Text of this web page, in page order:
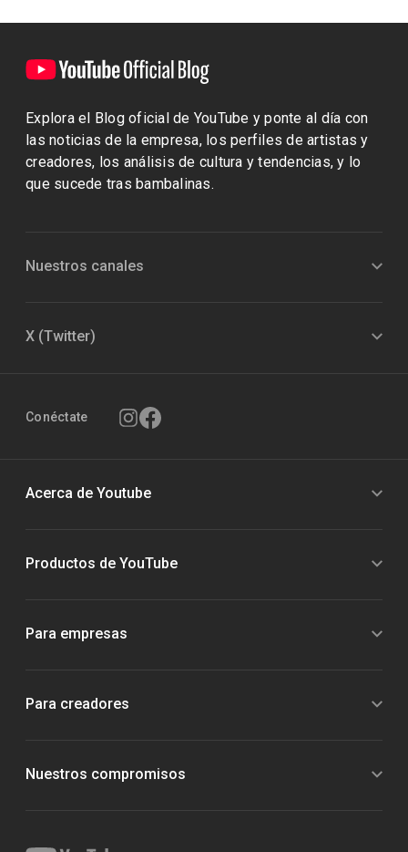
Explora el Blog oficial de YouTube y ponte al día con
las noticias de la empresa, los perfiles de artistas y
creadores, los análisis de cultura y tendencias, y lo
que sucede tras bambalinas.
Nuestros canales
X (Twitter)
Conéctate
Acerca de Youtube
Productos de YouTube
Para empresas
Para creadores
Nuestros compromisos